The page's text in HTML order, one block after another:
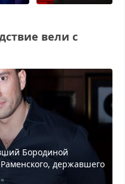
вели с
Бородиной
державшего